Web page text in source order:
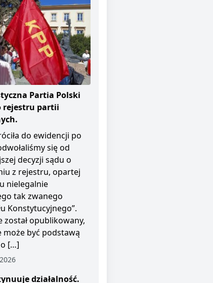
Partia Polski
rejestru partii
do ewidencji po
się od
decyzji sądu o
z rejestru, opartej
nielegalnie
tak zwanego
Konstytucyjnego”.
został opublikowany,
może być podstawą
[…]
działalność.